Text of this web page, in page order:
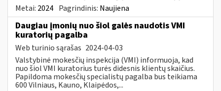
Metai: 2024 Pagrindinis: Naujiena
Daugiau įmonių nuo šiol galės naudotis VMI
kuratorių pagalba
Web turinio sąrašas 2024-04-03
Valstybinė mokesčių inspekcija (VMI) informuoja, kad
nuo šiol VMI kuratorius turės didesnis klientų skaičius.
Papildoma mokesčių specialistų pagalba bus teikiama
600 Vilniaus, Kauno, Klaipėdos,...